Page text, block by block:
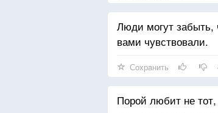
Люди могут забыть,
вами чувствовали.
Сохранить
Порой любит не тот,